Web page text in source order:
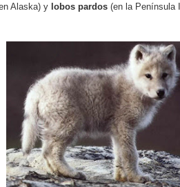
Alaska) y lobos pardos (en la Península